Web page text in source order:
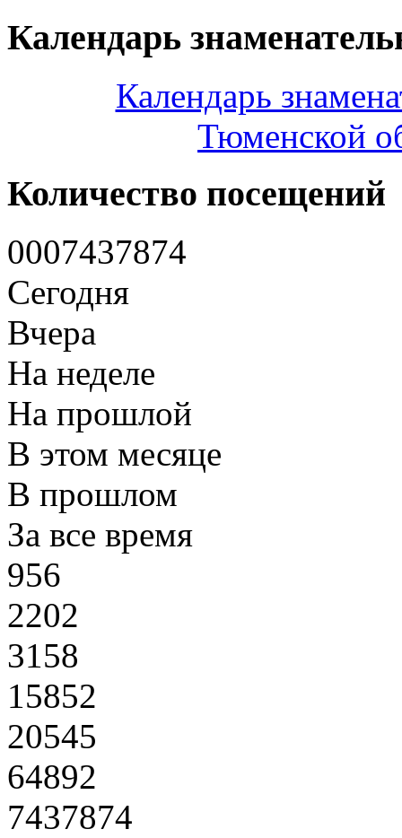
Календарь
Календарь
Тюменской
Количество посещений
0007437874
Сегодня
Вчера
На неделе
На прошлой
В этом месяце
В прошлом
За все время
956
2202
3158
15852
20545
64892
7437874